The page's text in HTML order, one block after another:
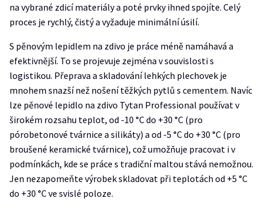
na vybrané zdicí materiály a poté prvky ihned spojíte. Celý
proces je rychlý, čistý a vyžaduje minimální úsilí.
S pěnovým lepidlem na zdivo je práce méně namáhavá a
efektivnější. To se projevuje zejména v souvislosti s
logistikou. Přeprava a skladování lehkých plechovek je
mnohem snazší než nošení těžkých pytlů s cementem. Navíc
lze pěnové lepidlo na zdivo Tytan Professional používat v
širokém rozsahu teplot, od -10 °C do +30 °C (pro
pórobetonové tvárnice a silikáty) a od -5 °C do +30 °C (pro
broušené keramické tvárnice), což umožňuje pracovat i v
podmínkách, kde se práce s tradiční maltou stává nemožnou.
Jen nezapomeňte výrobek skladovat při teplotách od +5 °C
do +30 °C ve svislé poloze.